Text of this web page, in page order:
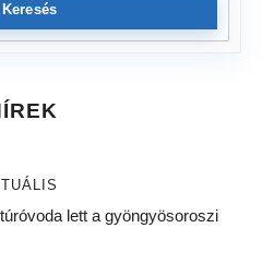
Keresés
lett a gyöngyösoroszi